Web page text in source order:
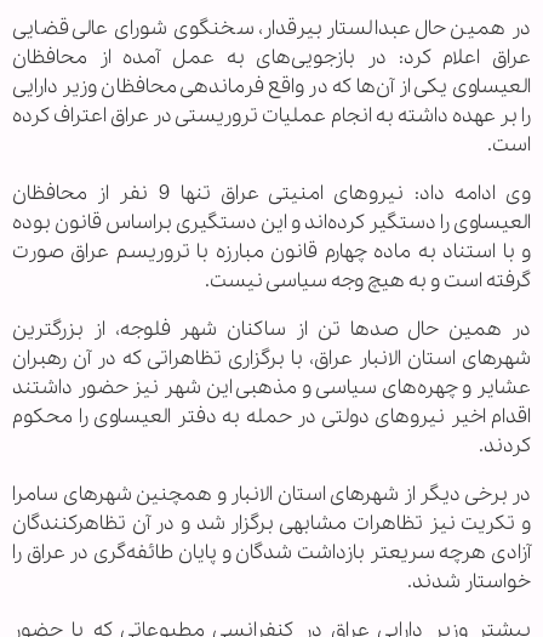
در همین حال عبدالستار بیرقدار، سخنگوی شورای عالی قضایی
عراق اعلام کرد: در بازجویی‌های به عمل آمده از محافظان
العیساوی یکی از آن‌ها که در واقع فرماندهی محافظان وزیر دارایی
را بر عهده داشته به انجام عملیات تروریستی در عراق اعتراف کرده
است.
وی ادامه داد: نیروهای امنیتی عراق تنها 9 نفر از محافظان
العیساوی را دستگیر کرده‌اند و این دستگیری براساس قانون بوده
و با استناد به ماده چهارم قانون مبارزه با تروریسم عراق صورت
گرفته است و به هیچ وجه سیاسی نیست.
در همین حال صدها تن از ساکنان شهر فلوجه، از بزرگترین
شهر‌های استان الانبار عراق، با برگزاری تظاهراتی که در آن رهبران
عشایر و چهره‌های سیاسی و مذهبی این شهر نیز حضور داشتند
اقدام اخیر نیروهای دولتی در حمله به دفتر العیساوی را محکوم
کردند.
در برخی دیگر از شهرهای استان الانبار و همچنین شهرهای سامرا
و تکریت نیز تظاهرات مشابهی برگزار شد و در آن تظاهرکنندگان
آزادی هرچه سریعتر بازداشت شدگان و پایان طائفه‌گری در عراق را
خواستار شدند.
پیشتر وزیر دارایی عراق در کنفرانسی مطبوعاتی که با حضور